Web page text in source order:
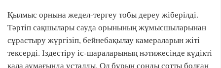
Қылмыс орнына жедел-тергеу тобы дереу жіберілді.
Тәртіп сақшылары сауда орынының жұмысшыларынан
сұрастыру жүргізіп, бейнебақылау камераларын жіті
тексерді. Іздестіру іс-шараларының нәтижесінде күдікті
қала аумағында ұсталды. Ол бұрын соңды сотты болған